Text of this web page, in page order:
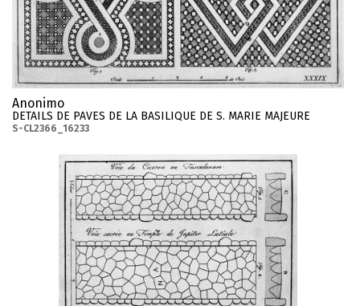
Anonimo
DETAILS DE PAVES DE LA BASILIQUE DE S. MARIE MAJEURE
S-CL2366_16233